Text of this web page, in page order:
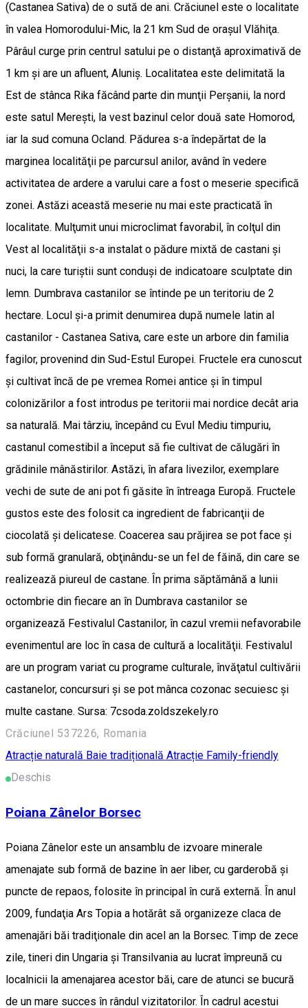
(Castanea Sativa) de o sută de ani. Crăciunel este o localitate
în valea Homorodului-Mic, la 21 km Sud de oraşul Vlăhiţa.
Pârâul curge prin centrul satului pe o distanţă aproximativă de
1 km şi are un afluent, Aluniş. Localitatea este delimitată la
Est de stânca Rika făcând parte din munţii Perşanii, la nord
este satul Mereşti, la vest bazinul celor două sate Homorod,
iar la sud comuna Ocland. Pădurea s-a îndepărtat de la
marginea localităţii pe parcursul anilor, având în vedere
activitatea de ardere a varului care a fost o meserie specifică
zonei. Astăzi această meserie nu mai este practicată în
localitate. Mulţumit unui microclimat favorabil, în colţul din
Vest al localităţii s-a instalat o pădure mixtă de castani şi
nuci, la care turiştii sunt conduşi de indicatoare sculptate din
lemn. Dumbrava castanilor se întinde pe un teritoriu de 2
hectare. Locul şi-a primit denumirea după numele latin al
castanilor - Castanea Sativa, care este un arbore din familia
fagilor, provenind din Sud-Estul Europei. Fructele era cunoscut
şi cultivat încă de pe vremea Romei antice şi în timpul
colonizărilor a fost introdus pe teritorii mai nordice decât aria
sa naturală. Mai târziu, începând cu Evul Mediu timpuriu,
castanul comestibil a început să fie cultivat de călugări în
grădinile mânăstirilor. Astăzi, în afara livezilor, exemplare
vechi de sute de ani pot fi găsite în întreaga Europă. Fructele
gustos este des folosit ca ingredient de fabricanţii de
ciocolată şi delicatese. Coacerea sau prăjirea se pot face şi
sub formă granulară, obţinându-se un fel de făină, din care se
realizează piureul de castane. În prima săptămână a lunii
octombrie din fiecare an în Dumbrava castanilor se
organizează Festivalul Castanilor, în cazul vremii nefavorabile
evenimentul are loc în casa de cultură a localităţii. Festivalul
are un program variat cu programe culturale, învăţatul cultivării
castanelor, concursuri şi se pot mânca cozonac secuiesc şi
multe castane. Sursa: 7csoda.zoldszekely.ro
Crăciunel 537226, Romania
Atracție naturală Baie tradițională Atracție Family-friendly
Deschis
Poiana Zânelor Borsec
Poiana Zânelor este un ansamblu de izvoare minerale
amenajate sub formă de bazine în aer liber, cu garderobă şi
puncte de repaos, folosite în principal în cură externă. În anul
2009, fundaţia Ars Topia a hotărât să organizeze claca de
amenajări băi tradiţionale din acel an la Borsec. Timp de zece
zile, tineri din Ungaria şi Transilvania au lucrat împreună cu
localnicii la amenajarea acestor băi, care de atunci se bucură
de un mare succes în rândul vizitatorilor. În cadrul acestui